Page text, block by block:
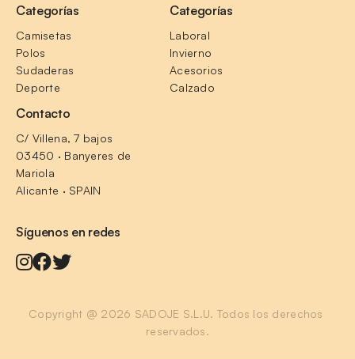
Categorías
Camisetas
Polos
Sudaderas
Deporte
Categorías
Laboral
Invierno
Acesorios
Calzado
Contacto
C/ Villena, 7 bajos
03450 · Banyeres de
Mariola
Alicante · SPAIN
Síguenos en redes
Copyright @ 2026 SADOJE S.L.U. Todos los derechos
reservados.